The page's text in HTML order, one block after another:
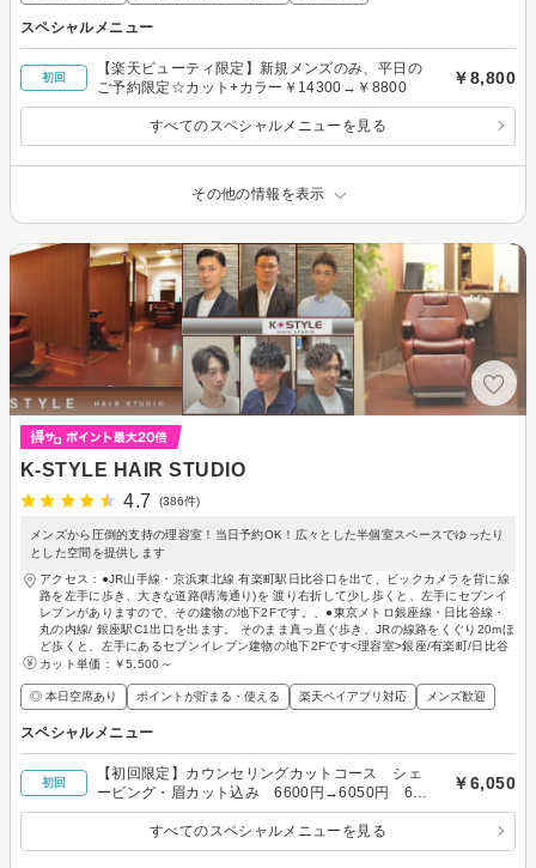
スペシャルメニュー
初回
【楽天ビューティ限定】新規メンズのみ、平日の
ご予約限定☆カット+カラー￥14300→￥8800
￥8,800
すべてのスペシャルメニューを見る
その他の情報を表示
K-STYLE HAIR STUDIO
4.7
(386件)
メンズから圧倒的支持の理容室！当日予約OK！広々とした半個室スペースでゆったり
とした空間を提供します
アクセス：●JR山手線・京浜東北線 有楽町駅日比谷口を出て、ビックカメラを背に線
路を左手に歩き、大きな道路(晴海通り)を 渡り右折して少し歩くと、左手にセブンイ
レブンがありますので、その建物の地下2Fです。、●東京メトロ銀座線・日比谷線・
丸の内線/ 銀座駅C1出口を出ます。 そのまま真っ直ぐ歩き、JRの線路をくぐり20mほ
ど歩くと、左手にあるセブンイレブン建物の地下2Fです<理容室>銀座/有楽町/日比谷
カット単価： ￥5,500～
◎ 本日空席あり ポイントが貯まる・使える 楽天ペイアプリ対応 メンズ歓迎
スペシャルメニュー
初回
【初回限定】カウンセリングカットコース シェ
ービング・眉カット込み 6600円→6050円 60
分
￥6,050
すべてのスペシャルメニューを見る